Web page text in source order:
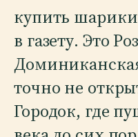
купить шарики
в газету. Это
точно не
Городок, где